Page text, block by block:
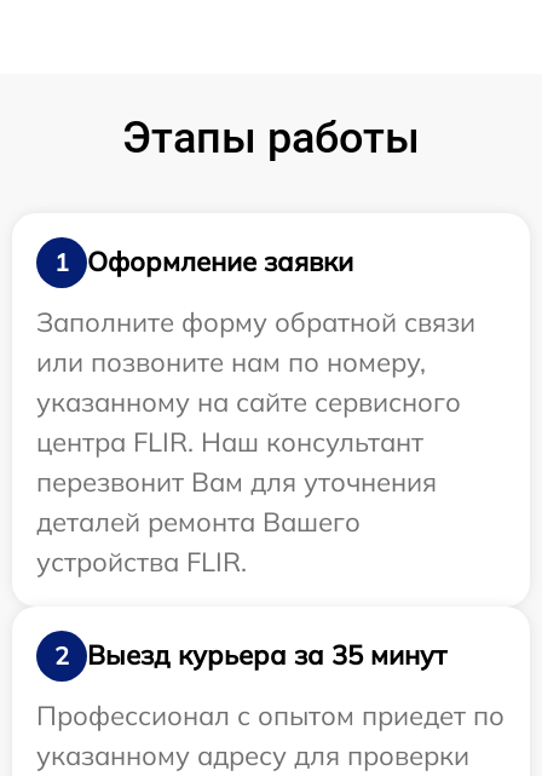
Этапы работы
1
Оформление заявки
Заполните форму обратной связи
или позвоните нам по номеру,
указанному на сайте сервисного
центра FLIR. Наш консультант
перезвонит Вам для уточнения
деталей ремонта Вашего
устройства FLIR.
2
Выезд курьера за 35 минут
Профессионал с опытом приедет по
указанному адресу для проверки